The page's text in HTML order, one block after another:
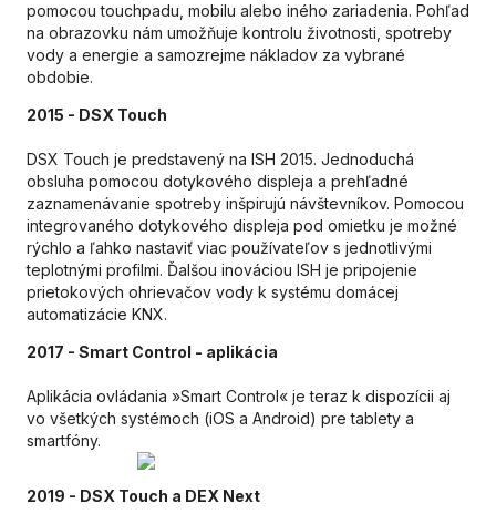
pomocou touchpadu, mobilu alebo iného zariadenia. Pohľad
na obrazovku nám umožňuje kontrolu životnosti, spotreby
vody a energie a samozrejme nákladov za vybrané
obdobie.
2015 - DSX Touch
DSX Touch je predstavený na ISH 2015. Jednoduchá
obsluha pomocou dotykového displeja a prehľadné
zaznamenávanie spotreby inšpirujú návštevníkov. Pomocou
integrovaného dotykového displeja pod omietku je možné
rýchlo a ľahko nastaviť viac používateľov s jednotlivými
teplotnými profilmi. Ďalšou inováciou ISH je pripojenie
prietokových ohrievačov vody k systému domácej
automatizácie KNX.
2017 - Smart Control - aplikácia
Aplikácia ovládania »Smart Control« je teraz k dispozícii aj
vo všetkých systémoch (iOS a Android) pre tablety a
smartfóny.
2019 - DSX Touch a DEX Next